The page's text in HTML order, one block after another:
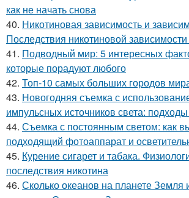
как не начать снова
40. Никотиновая зависимость и
Последствия никотиновой
41. Подводный мир: 5 интересных
которые порадуют любого
42. Топ-10 самых больших городов
43. Новогодняя съемка с
импульсных источников света:
44. Съемка с постоянным светом: как
подходящий фотоаппарат и
45. Курение сигарет и табака.
последствия никотина
46. Сколько океанов на планете Земля